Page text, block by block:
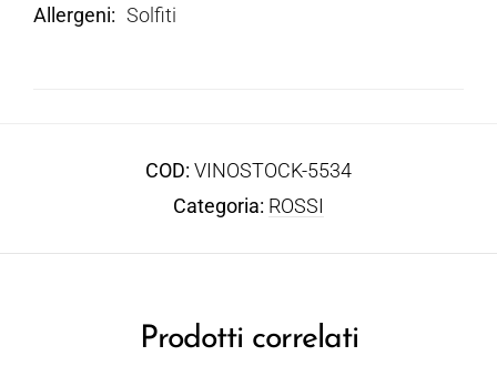
Allergeni Solfiti
COD: VINOSTOCK-5534
Categoria: ROSSI
Prodotti correlati